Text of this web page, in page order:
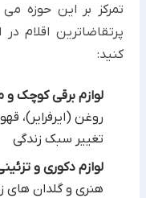
تمرکز بر این حوزه
پرتقاضاترین اقلام
کنید:
لوازم برقی کوچک و
روغن (ایرفرایر)،
تغییر سبک زندگی
لوازم دکوری و
هنری و گلدان های